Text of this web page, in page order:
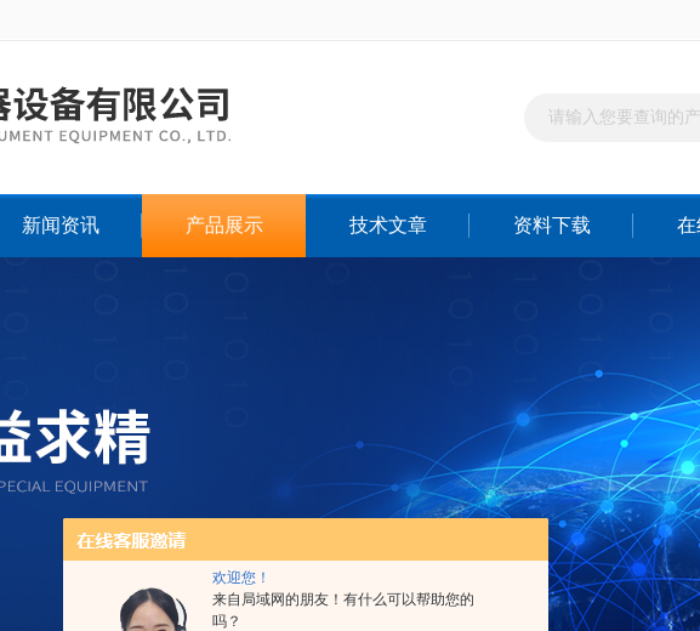
欢迎您！
来自局域网的朋友！有什么可以帮助您的
吗？
新闻资讯 产品展示 技术文章 资料下载 在